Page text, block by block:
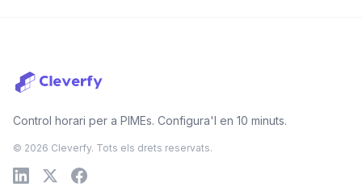
Control horari per a PIMEs. Configura'l en 10 minuts.
© 2026 Cleverfy. Tots els drets reservats.